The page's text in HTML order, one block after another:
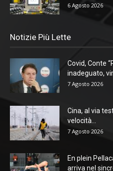
6 Agosto 2026
Notizie Più Lette
Covid, Conte
inadeguato,
7 Agosto 2026
Cina, al via
velocità...
7 Agosto 2026
En plein
arriva nel